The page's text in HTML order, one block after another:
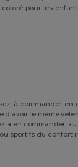
pour les
à commander
le même
à en commander
sportifs du confort